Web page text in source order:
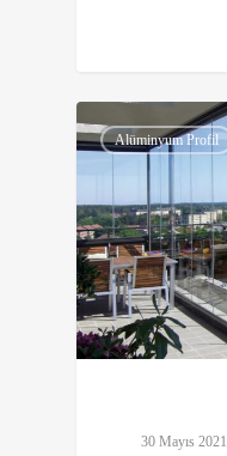
Alüminyum Profil
30 Mayıs 2021